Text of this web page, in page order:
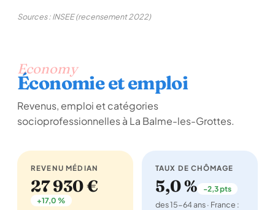
Sources : INSEE (recensement 2022)
Economy
Économie et emploi
Revenus, emploi et catégories
socioprofessionnelles à La Balme-les-Grottes.
REVENU MÉDIAN
27 930 €
+17,0 %
TAUX DE CHÔMAGE
5,0 % -2,3 pts
des 15-64 ans · France :